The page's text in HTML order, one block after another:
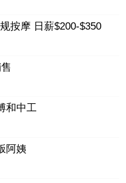
按摩 日薪$200-$350
和中工
阿姨